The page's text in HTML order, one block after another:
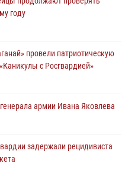
году
провели патриотическую
с Росгвардией»
армии Ивана Яковлева
задержали рецидивиста